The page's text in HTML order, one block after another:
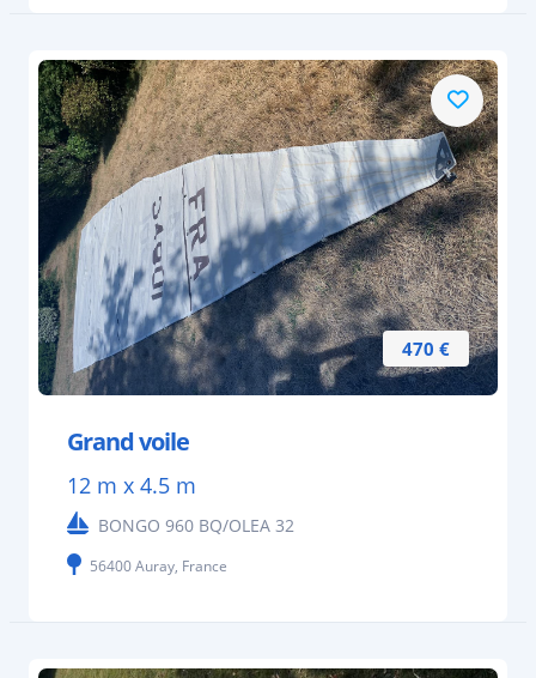
470 €
Grand voile
12 m x 4.5 m
BONGO 960 BQ/OLEA 32
56400 Auray, France